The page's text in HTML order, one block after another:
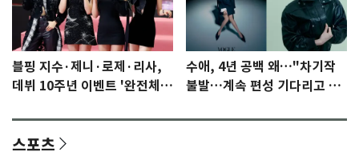
블핑 지수·제니·로제·리사,
데뷔 10주년 이벤트 '완전체'
수애, 4년 공백 왜…"차기작
불발…계속 편성 기다리고 있
스포츠